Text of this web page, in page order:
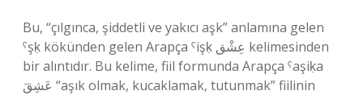
Bu, “çılgınca, şiddetli ve yakıcı aşk” anlamına gelen
ˁşḳ kökünden gelen Arapça ˁişḳ عِشْق kelimesinden
bir alıntıdır. Bu kelime, fiil formunda Arapça ˁaşiḳa
عَشِقَ “aşık olmak, kucaklamak, tutunmak” fiilinin